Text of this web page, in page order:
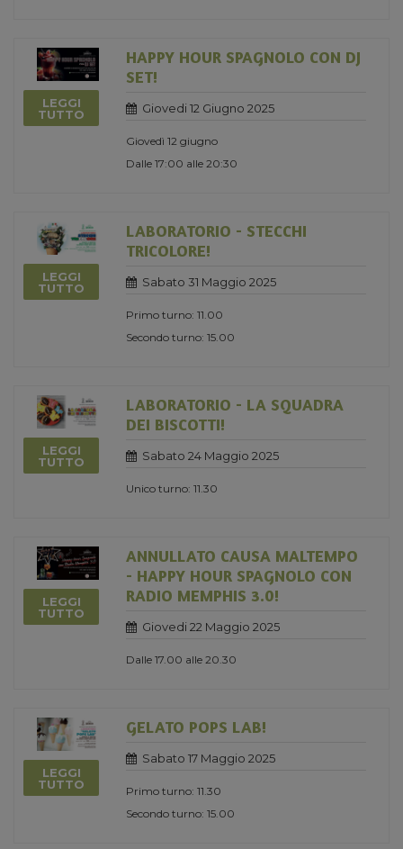
LEGGI
TUTTO
HAPPY HOUR SPAGNOLO CON DJ
SET!
Giovedi 12 Giugno 2025
Giovedì 12 giugno
Dalle 17:00 alle 20:30
LEGGI
TUTTO
LABORATORIO - STECCHI
TRICOLORE!
Sabato 31 Maggio 2025
Primo turno: 11.00
Secondo turno: 15.00
LEGGI
TUTTO
LABORATORIO - LA SQUADRA
DEI BISCOTTI!
Sabato 24 Maggio 2025
Unico turno: 11.30
LEGGI
TUTTO
ANNULLATO CAUSA MALTEMPO
- HAPPY HOUR SPAGNOLO CON
RADIO MEMPHIS 3.0!
Giovedi 22 Maggio 2025
Dalle 17.00 alle 20.30
LEGGI
TUTTO
GELATO POPS LAB!
Sabato 17 Maggio 2025
Primo turno: 11.30
Secondo turno: 15.00